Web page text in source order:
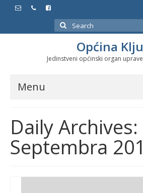
Search
for:
Općina
Jedinstveni općinski organ
Menu
Službeni glasnici
Javne nabavke
Značajni datumi i manifestacije
Daily Archives:
Septembra